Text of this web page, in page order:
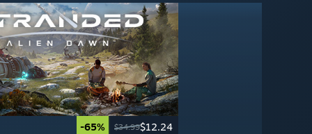
-65% $34.99$12.24
-40% $19.99$11.99
-30% $59.99$41.99
-75% $39.99$9.99